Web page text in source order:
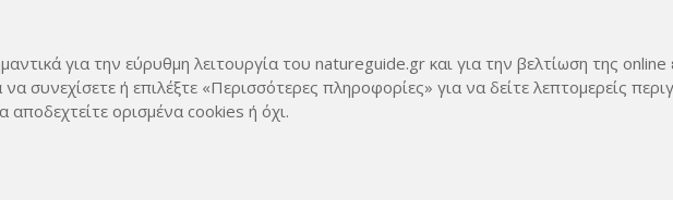
για την εύρυθμη λειτουργία του natureguide.gr και για την βελτίωση της online
συνεχίσετε ή επιλέξτε «Περισσότερες πληροφορίες» για να δείτε λεπτομερείς
ορισμένα cookies ή όχι.